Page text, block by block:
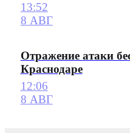
13:52
8 АВГ
Отражение атаки
Краснодаре
12:06
8 АВГ